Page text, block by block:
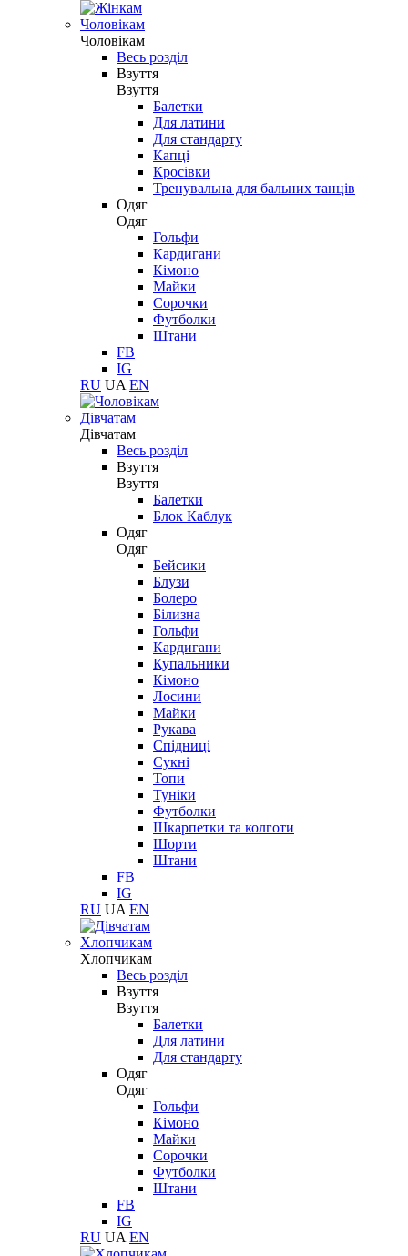
Чоловікам
Чоловікам
Весь розділ
Взуття
Взуття
Балетки
Для латини
Для стандарту
Капці
Кросівки
Тренувальна для бальних танців
Одяг
Одяг
Гольфи
Кардигани
Кімоно
Майки
Сорочки
Футболки
Штани
FB
IG
RU UA EN
Дівчатам
Дівчатам
Весь розділ
Взуття
Взуття
Балетки
Блок Каблук
Одяг
Одяг
Бейсики
Блузи
Болеро
Білизна
Гольфи
Кардигани
Купальники
Кімоно
Лосини
Майки
Рукава
Спідниці
Сукні
Топи
Туніки
Футболки
Шкарпетки та колготи
Шорти
Штани
FB
IG
RU UA EN
Хлопчикам
Хлопчикам
Весь розділ
Взуття
Взуття
Балетки
Для латини
Для стандарту
Одяг
Одяг
Гольфи
Кімоно
Майки
Сорочки
Футболки
Штани
FB
IG
RU UA EN